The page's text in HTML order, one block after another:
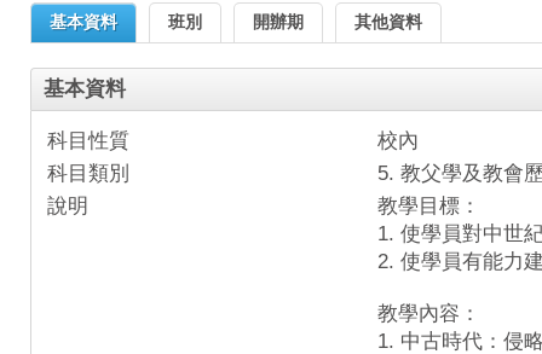
基本資料 班別 開辦期 其他資料
基本資料
科目性質
校內
科目類別
5. 教父學及教會
說明
教學目標：
1. 使學員對中世
2. 使學員有能力
教學內容：
1. 中古時代：侵